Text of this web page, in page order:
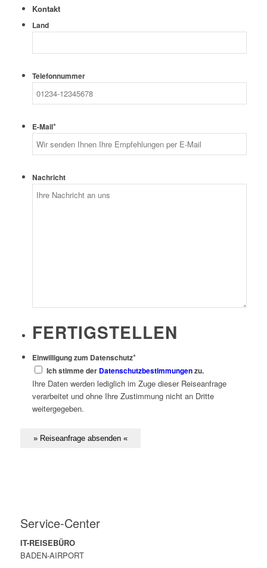
Kontakt
Land
Telefonnummer
E-Mail*
Nachricht
FERTIGSTELLEN
Einwilligung zum Datenschutz*
Ich stimme der Datenschutzbestimmungenzu.
Ihre Daten werden lediglich im Zuge dieser Reiseanfrage
verarbeitet und ohne Ihre Zustimmung nicht an Dritte
weitergegeben.
Service-Center
IT-REISEBÜRO
BADEN-AIRPORT